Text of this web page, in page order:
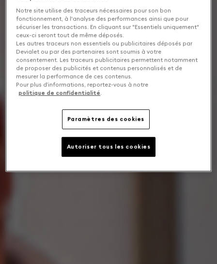
Notre site utilise des traceurs nécessaires pour son bon
fonctionnement, à l'analyse des performances ainsi que pour
sécuriser les transactions. En cliquant sur "Essentiels uniquement"
ceux-ci seront tout de même déposés.
Les autres traceurs non essentiels ou publicitaires déposés par
Devialet ou par des partenaires sont soumis à votre
consentement. Les traceurs publicitaires permettent notamment
de proposer des publicités et contenus personnalisés et de
mesurer la performance de ces contenus.
Pour plus d’informations, reportez-vous à notre
politique de confidentialité.
Paramètres des cookies
Autoriser tous les cookies